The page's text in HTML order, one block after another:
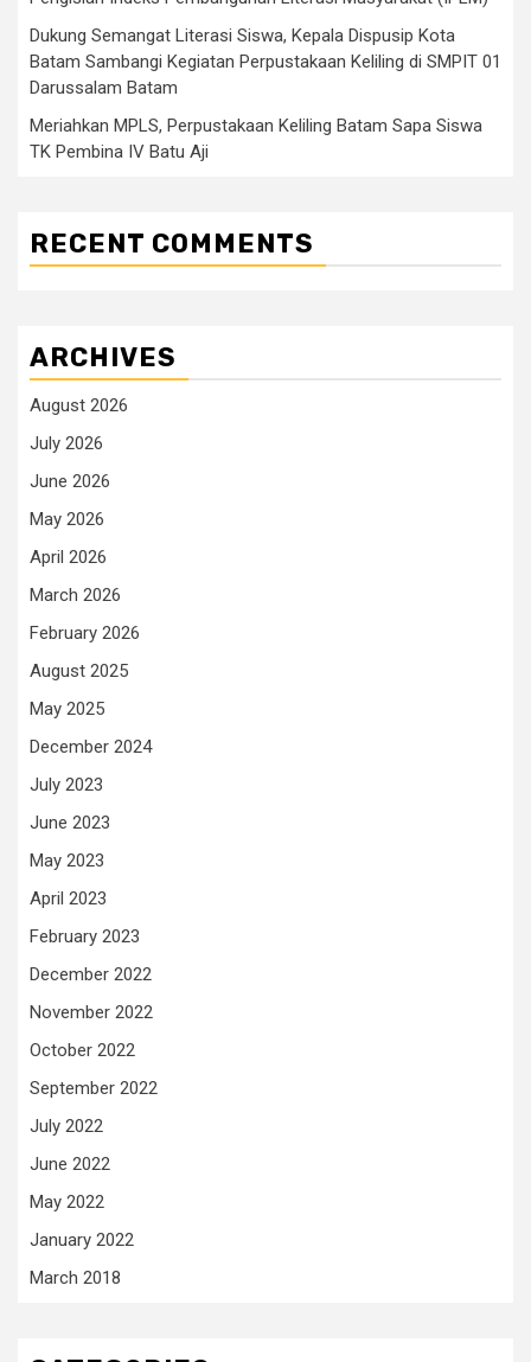
Dukung Semangat Literasi Siswa, Kepala Dispusip Kota
Batam Sambangi Kegiatan Perpustakaan Keliling di SMPIT 01
Darussalam Batam
Meriahkan MPLS, Perpustakaan Keliling Batam Sapa Siswa
TK Pembina IV Batu Aji
RECENT COMMENTS
ARCHIVES
August 2026
July 2026
June 2026
May 2026
April 2026
March 2026
February 2026
August 2025
May 2025
December 2024
July 2023
June 2023
May 2023
April 2023
February 2023
December 2022
November 2022
October 2022
September 2022
July 2022
June 2022
May 2022
January 2022
March 2018